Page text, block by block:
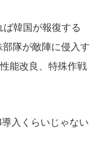
韓国が報復する
隊が敵陣に侵入す
能改良、特殊作戦
入くらいじゃない